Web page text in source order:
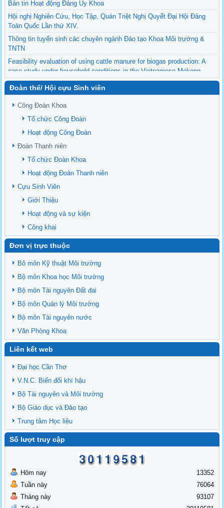
Bản tin Hoạt động Đảng Ủy Khoa
Hội nghị Nghiên Cứu, Học Tập, Quán Triệt Nghị Quyết Đại Hội Đảng
Toàn Quốc Lần thứ XIV.
Thông tin tuyển sinh các chuyên ngành Đào tạo Khoa Môi trường &
TNTN
Feasibility evaluation of using cattle manure for biogas production: A
case study under household conditions in the Vietnamese Mekong
Delta
Sediment properties in flood-based farming systems in the Vietnamese
upstream Mekong Delta
Danh mục tạp chí xuất bản Quốc Tế 2026
Danh Mục các Đề Tài NCKH cấp Tỉnh năm 2024
Văn bản - Quy định
Ban chấp hành Đảng bộ khoa
Đoàn thể/ Hội cựu Sinh viên
Công Đoàn Khoa
Tổ chức Công Đoàn
Hoạt động Công Đoàn
Đoàn Thanh niên
Tổ chức Đoàn Khoa
Hoạt động Đoàn Thanh niên
Cựu Sinh Viên
Giới Thiệu
Hoạt động và sự kiện
Công khai
Đơn vị trực thuộc
Bô môn Kỹ thuật Môi trường
Bộ môn Khoa học Môi trường
Bộ môn Tài nguyên Đất đai
Bộ môn Quản lý Môi trường
Bộ môn Tài nguyên nước
Văn Phòng Khoa
Liên kết web
Đại học Cần Thơ
V.N.C. Biến đổi khí hậu
Bộ Tài nguyên và Môi trường
Bộ Giáo dục và Đào tạo
Trung tâm Học liệu
Số lượt truy cập
Hôm nay
Tuần này
Tháng này
13352
76064
93107